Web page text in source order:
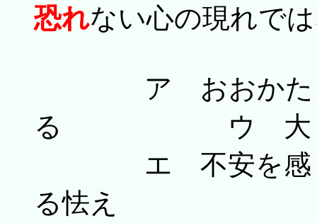
恐れない心の現れで
ア おおか
る ウ 大した
エ 不安を感
る怯え